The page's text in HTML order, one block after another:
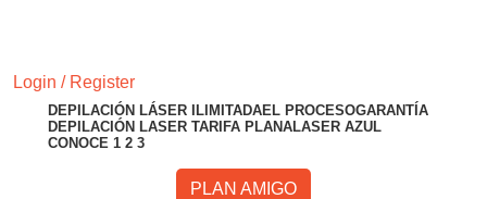
Login / Register
DEPILACIÓN LÁSER ILIMITADAEL PROCESOGARANTÍA
DEPILACIÓN LASER TARIFA PLANALASER AZUL
CONOCE 1 2 3
PLAN AMIGO